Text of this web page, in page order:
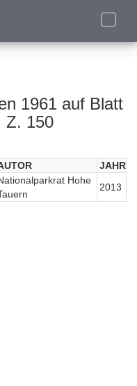
Toggle
1961 auf Blatt
Z. 150
JAHR
Hohe
2013